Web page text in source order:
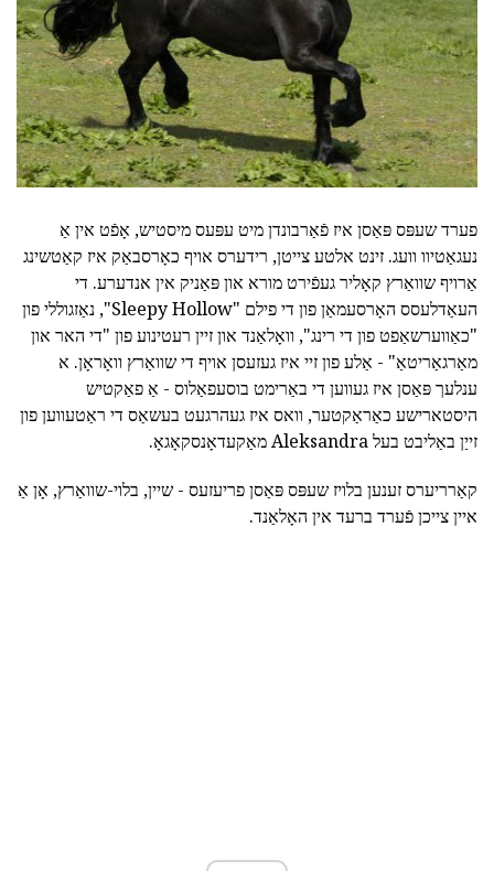
פערד שעפּס פּאַסן איז פֿאַרבונדן מיט עפּעס מיסטיש, אָפֿט אין אַ
נעגאַטיוו וועג. זינט אלטע צייטן, רידערס אויף כאָרסבאַק איז קאַטשינג
אַרויף שוואַרץ קאָליר געפֿירט מורא און פּאַניק אין אנדערע. די
העאַדלעסס האָרסעמאַן פון די פילם "Sleepy Hollow", נאַזגוללי פון
"כאַווערשאַפט פון די רינג", וואָלאַנד און זיין רעטינוע פון "די האר און
מאַרגאַריטאַ" - אַלע פון זיי איז געזעסן אויף די שוואַרץ וואָראָן. א
ענלעך פּאַסן איז געווען די באַרימט בוסעפאַלוס - אַ פאַקטיש
היסטארישע כאַראַקטער, וואס איז געהרגעט בעשאַס די ראַטעווען פון
זייַן באַליבט בעל Aleksandra מאַקעדאָנסקאָגאָ.
קאַרריערס זענען בלויז שעפּס פּאַסן פריעזעס - שיין, בלוי-שוואַרץ, אָן אַ
איין צייכן פֿערד ברעד אין האָלאַנד.